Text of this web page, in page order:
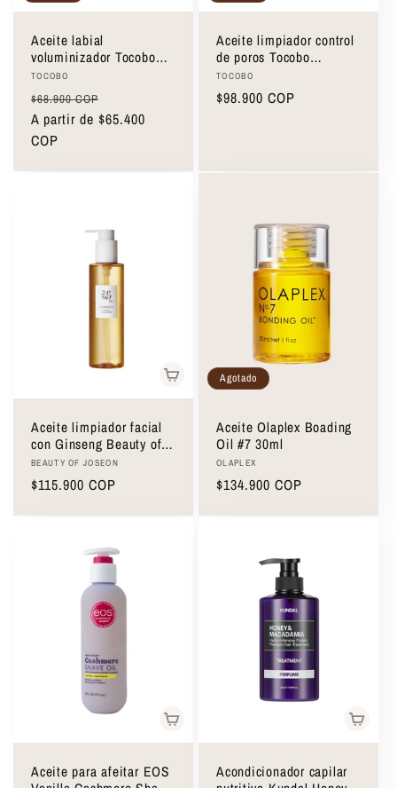
Aceite labial
voluminizador Tocobo
Juicy Berry Plumping Lip
Oil 3.5g
Proveedor:
TOCOBO
Precio
habitual
$68.900 COP
de
A partir de $65.400
COP
Aceite limpiador control
de poros Tocobo
Calamine Pore Control
Cleansing Oil 200ml
Proveedor:
TOCOBO
Precio
$98.900 COP
Aceite limpiador facial
con Ginseng Beauty of
Joseon Ginseng
Cleansing Oil 210ml
Proveedor:
BEAUTY OF JOSEON
Precio
$115.900 COP
Agotado
Aceite Olaplex Boading
Oil #7 30ml
Proveedor:
OLAPLEX
Precio
$134.900 COP
Aceite para afeitar EOS
Acondicionador capilar